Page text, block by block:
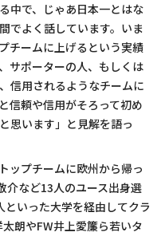
中で、じゃあ日本一とはな
でよく話しています。いま
チームに上げるという実績
サポーターの人、もしくは
信用されるようなチームに
信頼や信用がそろって初め
思います」と見解を語っ
ップチームに欧州から帰っ
介など13人のユース出身選
といった大学を経由してクラ
朗やFW井上愛簾ら若いタ